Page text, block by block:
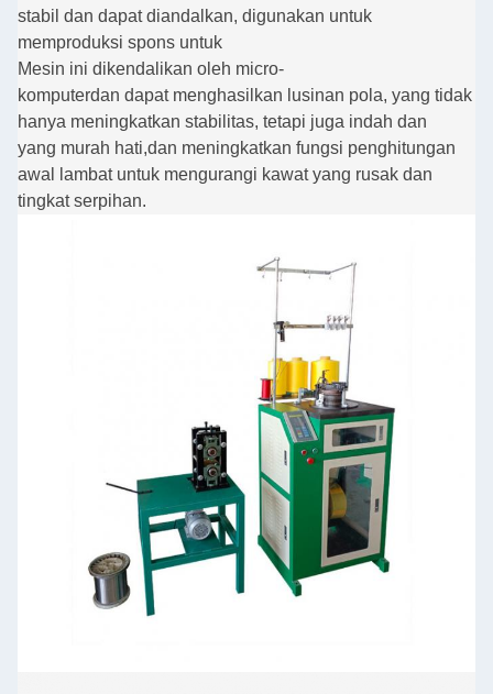
stabil dan dapat diandalkan, digunakan untuk
memproduksi spons untuk
Mesin ini dikendalikan oleh micro-
komputerdan dapat menghasilkan lusinan pola, yang tidak
hanya meningkatkan stabilitas, tetapi juga indah dan
yang murah hati,dan meningkatkan fungsi penghitungan
awal lambat untuk mengurangi kawat yang rusak dan
tingkat serpihan.